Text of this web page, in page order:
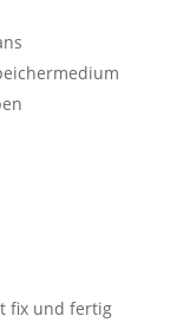
fix und fertig